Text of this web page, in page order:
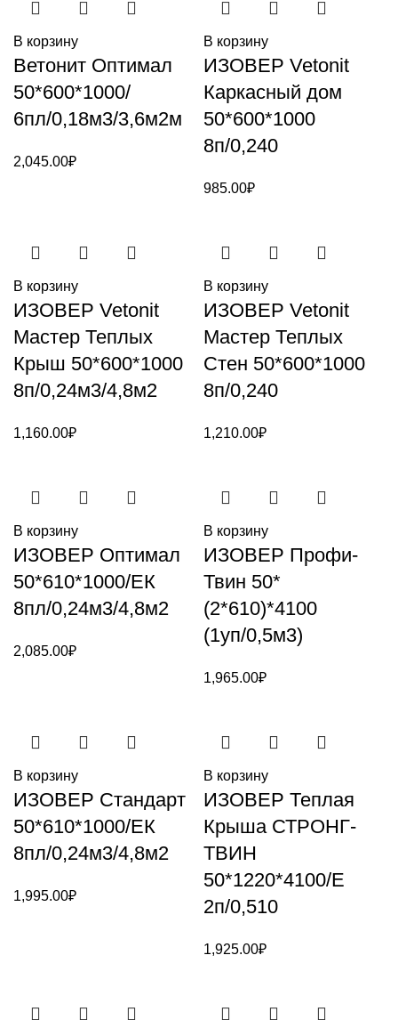
В корзину
Ветонит Оптимал
50*600*1000/
6пл/0,18м3/3,6м2м
2,045.00₽
В корзину
ИЗОВЕР Vetonit
Каркасный дом
50*600*1000
8п/0,240
985.00₽
В корзину
ИЗОВЕР Vetonit
Мастер Теплых
Крыш 50*600*1000
8п/0,24м3/4,8м2
1,160.00₽
В корзину
ИЗОВЕР Vetonit
Мастер Теплых
Стен 50*600*1000
8п/0,240
1,210.00₽
В корзину
ИЗОВЕР Оптимал
50*610*1000/ЕК
8пл/0,24м3/4,8м2
2,085.00₽
В корзину
ИЗОВЕР Профи-
Твин 50*
(2*610)*4100
(1уп/0,5м3)
1,965.00₽
В корзину
ИЗОВЕР Стандарт
50*610*1000/ЕК
8пл/0,24м3/4,8м2
1,995.00₽
В корзину
ИЗОВЕР Теплая
Крыша СТРОНГ-
ТВИН
50*1220*4100/Е
2п/0,510
1,925.00₽